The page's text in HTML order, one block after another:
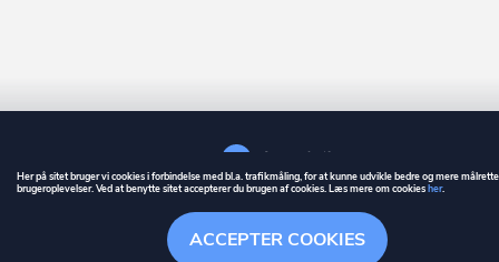
GUIDE BETINGELSER
er et registreret varemærke tilhørende ownr ApS – CVR nr.: 36 40 88
ACCEPTER COOKIES
Her på sitet bruger vi cookies i forbindelse med bl.a. trafikmåling, for at kunne udvikle bedre og mere
brugeroplevelser. Ved at benytte sitet accepterer du brugen af cookies. Læs mere om cookiesher.